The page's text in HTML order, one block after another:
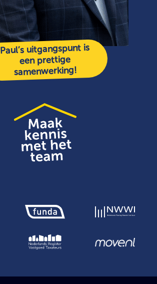
Paul’s uitgangspunt is
een prettige
samenwerking!